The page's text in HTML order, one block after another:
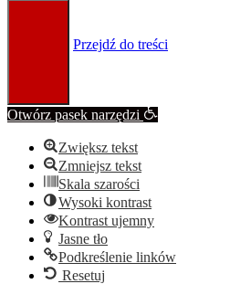
Przejdź do treści
Otwórz pasek narzędzi
Zwiększ tekst
Zmniejsz tekst
Skala szarości
Wysoki kontrast
Kontrast ujemny
Jasne tło
Podkreślenie linków
Resetuj